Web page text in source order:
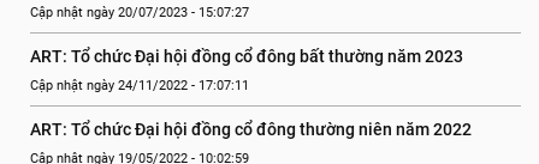
Cập nhật ngày 20/07/2023 - 15:07:27
ART: Tổ chức Đại hội đồng cổ đông bất thường năm 2023
Cập nhật ngày 24/11/2022 - 17:07:11
ART: Tổ chức Đại hội đồng cổ đông thường niên năm 2022
Cập nhật ngày 19/05/2022 - 10:02:59